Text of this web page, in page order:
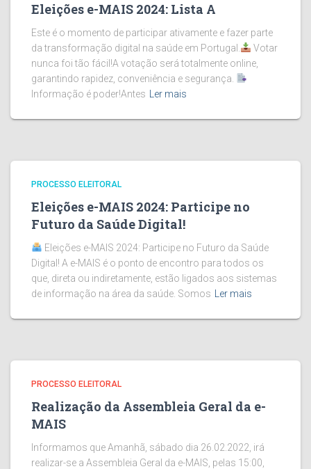
Eleições e-MAIS 2024: Lista A
Este é o momento de participar ativamente e fazer parte
da transformação digital na saúde em Portugal.
Votar
nunca foi tão fácil!A votação será totalmente online,
garantindo rapidez, conveniência e segurança.
Informação é poder!Antes
Ler mais
PROCESSO ELEITORAL
Eleições e-MAIS 2024: Participe no
Futuro da Saúde Digital!
Eleições e-MAIS 2024: Participe no Futuro da Saúde
Digital! A e-MAIS é o ponto de encontro para todos os
que, direta ou indiretamente, estão ligados aos sistemas
de informação na área da saúde. Somos
Ler mais
PROCESSO ELEITORAL
Realização da Assembleia Geral da e-
MAIS
Informamos que Amanhã, sábado dia 26.02.2022, irá
realizar-se a Assembleia Geral da e-MAIS, pelas 15:00,